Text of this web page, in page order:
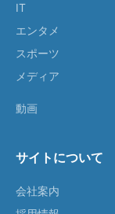
IT
エンタメ
スポーツ
メディア
動画
サイトについて
会社案内